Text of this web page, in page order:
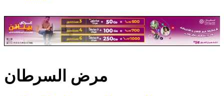
مرض السرطان